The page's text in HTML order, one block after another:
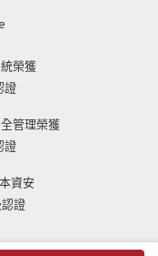
，悉數在台創
激所產生源源不
速寫開始，一起
榮獲
證
管理榮獲
證
資安
證